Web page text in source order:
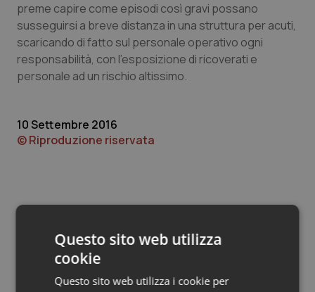
Veneto
Oncoematologia
Oncologia & Nutrizione
Quotidiano Cardiologia
Quotidiano Pediatria
preme capire come episodi così gravi possano
susseguirsi a breve distanza in una struttura per acuti,
scaricando di fatto sul personale operativo ogni
responsabilità, con l’esposizione di ricoverati e
personale ad un rischio altissimo.
10 Settembre 2016
© Riproduzione riservata
Potrebbe interessarti in
Regioni e Asl
Questo sito web utilizza
cookie
Questo sito web utilizza i cookie per